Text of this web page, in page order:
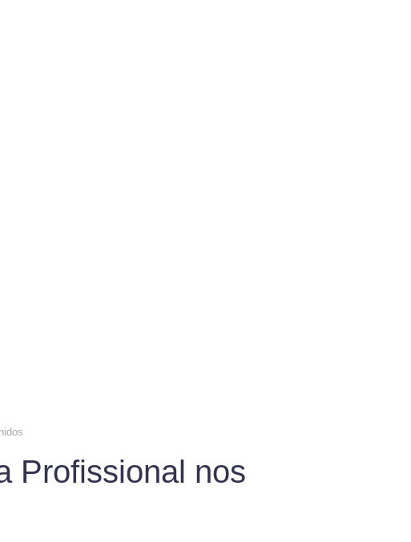
Profissional nos